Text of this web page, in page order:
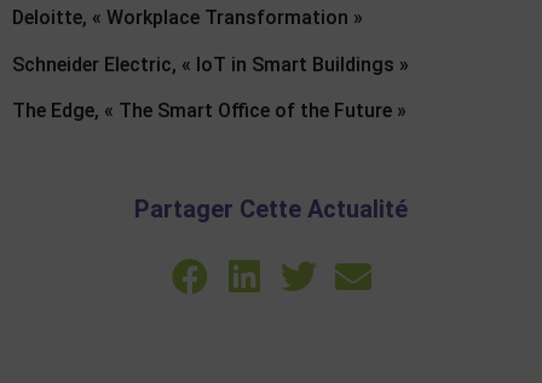
Deloitte, « Workplace Transformation »
Schneider Electric, « IoT in Smart Buildings »
The Edge, « The Smart Office of the Future »
Partager Cette Actualité